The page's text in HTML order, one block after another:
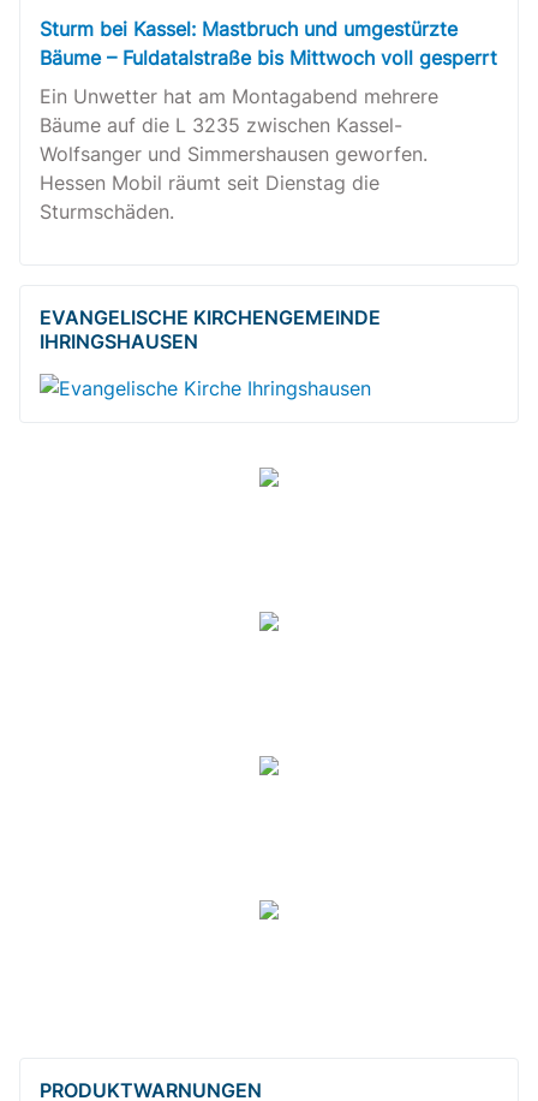
Sturm bei Kassel: Mastbruch und umgestürzte
Bäume – Fuldatalstraße bis Mittwoch voll gesperrt
Ein Unwetter hat am Montagabend mehrere
Bäume auf die L 3235 zwischen Kassel-
Wolfsanger und Simmershausen geworfen.
Hessen Mobil räumt seit Dienstag die
Sturmschäden.
EVANGELISCHE KIRCHENGEMEINDE
IHRINGSHAUSEN
PRODUKT­WARNUNGEN